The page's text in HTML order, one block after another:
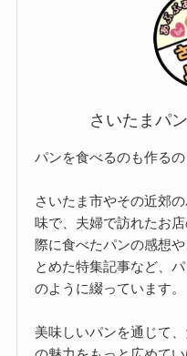
さいたまパ
パンを食べるのも作る
さいたま市やその近郊
味で、夫婦で訪れたお
際に食べたパンの感想
とめた特集記事など、
のように綴っています。
美味しいパンを通じて